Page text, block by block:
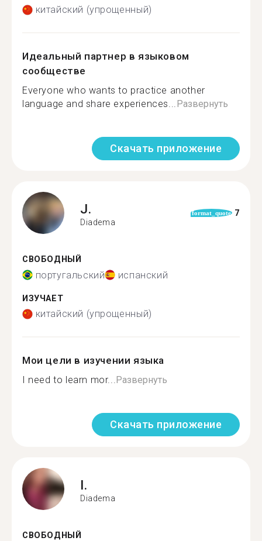
китайский (упрощенный)
Идеальный партнер в языковом
сообществе
Everyone who wants to practice another
language and share experiences...Развернуть
Скачать приложение
J.
Diadema
format_quote 7
СВОБОДНЫЙ
португальский испанский
ИЗУЧАЕТ
китайский (упрощенный)
Мои цели в изучении языка
I need to learn mor...Развернуть
Скачать приложение
I.
Diadema
СВОБОДНЫЙ